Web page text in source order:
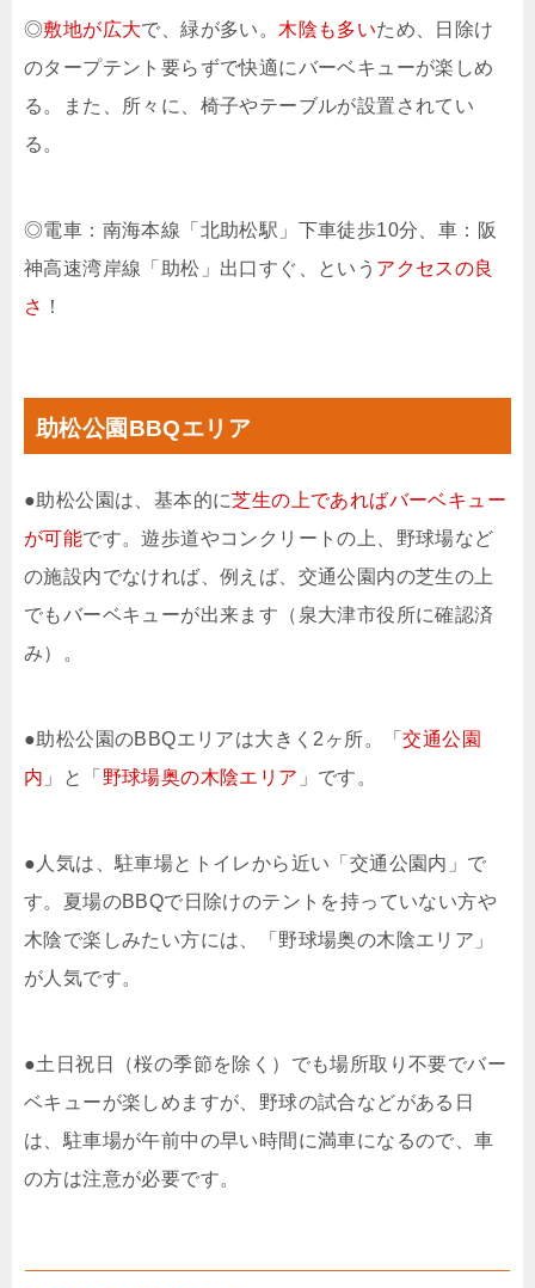
◎敷地が広大で、緑が多い。 木陰も多いため、日除け
のタープテント要らずで快適にバーベキューが楽しめ
る。また、所々に、椅子やテーブルが設置されてい
る。
◎電車：南海本線「北助松駅」下車徒歩10分、車：阪
神高速湾岸線「助松」出口すぐ、という アクセスの良
さ ！
助松公園BBQエリア
●助松公園は、基本的に芝生の上であればバーベキュー
が可能です。遊歩道やコンクリートの上、野球場など
の施設内でなければ、例えば、交通公園内の芝生の上
でもバーベキューが出来ます（泉大津市役所に確認済
み）。
●助松公園のBBQエリアは大きく2ヶ所。「交通公園
内 」と「 野球場奥の木陰エリア 」です。
●人気は、駐車場とトイレから近い「交通公園内」で
す。夏場のBBQで日除けのテントを持っていない方や
木陰で楽しみたい方には、「野球場奥の木陰エリア」
が人気です。
●土日祝日（桜の季節を除く）でも場所取り不要でバー
ベキューが楽しめますが、野球の試合などがある日
は、駐車場が午前中の早い時間に満車になるので、車
の方は注意が必要です。